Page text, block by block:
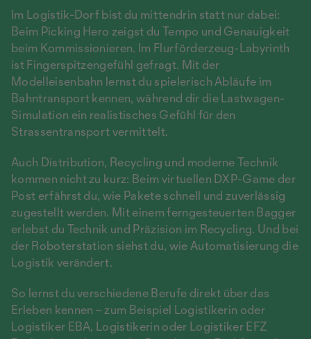
Im Logistik-Dorf bist du mittendrin statt nur dabei:
Beim Picking Hero zeigst du Tempo und Genauigkeit
beim Kommissionieren. Im Flurförderzeug-Labyrinth
ist Fingerspitzengefühl gefragt. Mit der
Modelleisenbahn lernst du spielerisch Abläufe im
Bahntransport kennen, während dir die Lastwagen-
Simulation ein realistisches Gefühl für den
Strassentransport vermittelt.
Auch Distribution, Recycling und moderne Technik
kommen nicht zu kurz: Beim virtuellen DXP-Game der
Post erfährst du, wie Pakete schnell und zuverlässig
zugestellt werden. Mit einem ferngesteuerten Bagger
erlebst du Technik und Präzision im Recycling. Und bei
der Roboterstation siehst du, wie Automatisierung die
Logistik verändert.
So lernst du verschiedene Berufe direkt über das
Erleben kennen – zum Beispiel Logistikerin oder
Logistiker EBA, Logistikerin oder Logistiker EFZ